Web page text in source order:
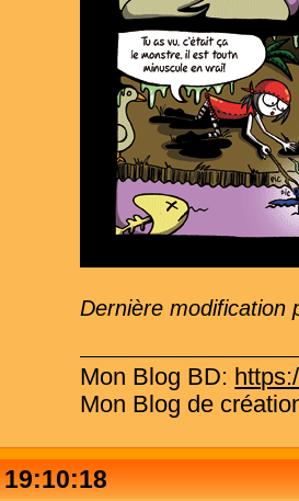
Dernière modification
Mon Blog BD:
Mon Blog de